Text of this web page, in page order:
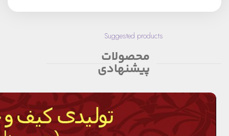
Suggested products
محصولات
پیشنهادی